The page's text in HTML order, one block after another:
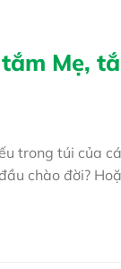
Mẹ,
trong túi của
chào đời?